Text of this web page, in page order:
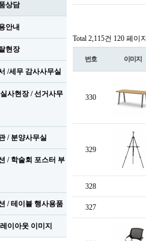
상담
안내
현장
/세무 감사사무실
사현장 / 선거사무
/ 분양사무실
/ 학술회 포스터 부
/ 테이블 행사용품
이아웃 이미지
Total 2,115건 120 페이지
번호 이미지
330
329
328
327